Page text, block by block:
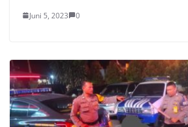
Juni 5, 2023 0